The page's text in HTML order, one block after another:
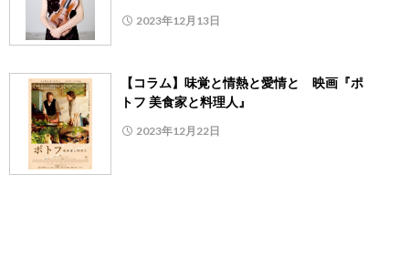
2023年12月13日
【コラム】味覚と情熱と愛情と 映画『ポ
トフ 美食家と料理人』
2023年12月22日